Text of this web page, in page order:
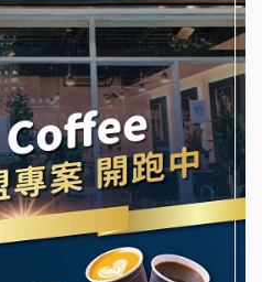
加盟說明會
明會